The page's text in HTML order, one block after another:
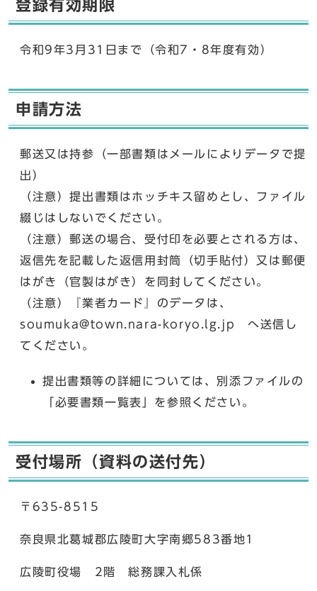
登録有効期限
令和9年3月31日まで（令和7・8年度有効）
申請方法
郵送又は持参（一部書類はメールによりデータで提
出）
（注意）提出書類はホッチキス留めとし、ファイル
綴じはしないでください。
（注意）郵送の場合、受付印を必要とされる方は、
返信先を記載した返信用封筒（切手貼付）又は郵便
はがき（官製はがき）を同封してください。
（注意）『業者カード』のデータは、
soumuka@town.nara-koryo.lg.jp へ送信し
てください。
提出書類等の詳細については、別添ファイルの
「必要書類一覧表」を参照ください。
受付場所（資料の送付先）
〒635-8515
奈良県北葛城郡広陵町大字南郷583番地1
広陵町役場 2階 総務課入札係